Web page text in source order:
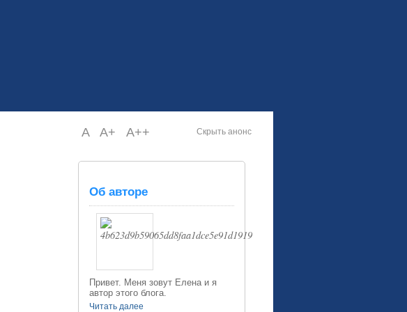
Скрыть анонс
A A+ A++
Об авторе
Привет. Меня зовут Елена и я
автор этого блога.
Читать далее